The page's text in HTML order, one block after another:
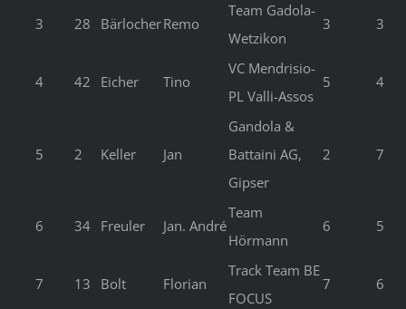
3 28 BärlocherRemo
Team Gadola-
Wetzikon
3 3
4 42 Eicher Tino
VC Mendrisio-
PL Valli-Assos
5 4
5 2 Keller Jan
Gandola &
Battaini AG,
Gipser
2 7
6 34 Freuler Jan. André
Team
Hörmann
6 5
7 13 Bolt Florian
Track Team BE
FOCUS
7 6